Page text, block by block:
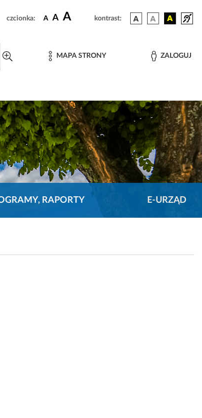
czcionka: A A A kontrast:
MAPA STRONY ZALOGUJ
RAPORTY E-URZĄD